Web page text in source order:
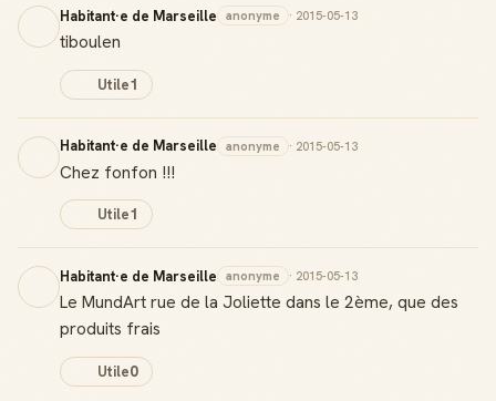
Habitant·e de Marseille anonyme · 2015-05-13
tiboulen
Utile1
Habitant·e de Marseille anonyme · 2015-05-13
Chez fonfon !!!
Utile1
Habitant·e de Marseille anonyme · 2015-05-13
Le MundArt rue de la Joliette dans le 2ème, que des
produits frais
Utile0